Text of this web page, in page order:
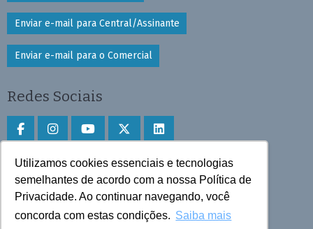
Utilizamos cookies essenciais e tecnologias
semelhantes de acordo com a nossa Política de
Privacidade. Ao continuar navegando, você
concorda com estas condições. Saiba mais
Enviar e-mail para Central/Assinante
Enviar e-mail para o Comercial
Redes Sociais
Faça download do aplicativo
Play Store e App Store